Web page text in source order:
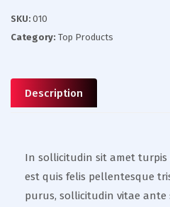
SKU: 010
Category: Top Products
Description
In sollicitudin sit amet turpis
est quis felis pellentesque
purus, sollicitudin vitae ante